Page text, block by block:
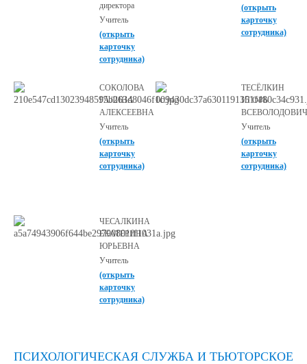
директора
Учитель
(открыть
карточку
сотрудника)
(открыть
карточку
сотрудника)
СОКОЛОВА
ГАЛИНА
АЛЕКСЕЕВНА
Учитель
(открыть
карточку
сотрудника)
ТЕСЁЛКИН
ИГОРЬ
ВСЕВОЛОДОВИЧ
Учитель
(открыть
карточку
сотрудника)
ЧЕСАЛКИНА
ЕКАТЕРИНА
ЮРЬЕВНА
Учитель
(открыть
карточку
сотрудника)
ПСИХОЛОГИЧЕСКАЯ СЛУЖБА И ТЬЮТОРСКОЕ